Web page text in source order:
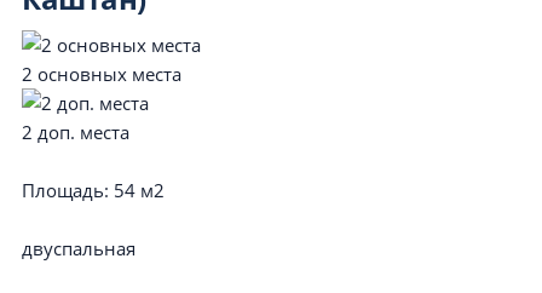
2 основных места
2 доп. места
Площадь: 54 м2
двуспальная